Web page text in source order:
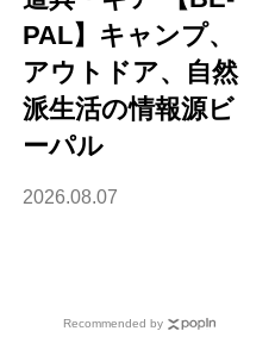
PAL】キャンプ、
アウトドア、自然
派生活の情報源ビ
ーパル
2026.08.07
Recommended by